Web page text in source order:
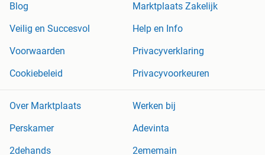
Blog
Marktplaats Zakelijk
Veilig en Succesvol
Help en Info
Voorwaarden
Privacyverklaring
Cookiebeleid
Privacyvoorkeuren
Over Marktplaats
Werken bij
Perskamer
Adevinta
2dehands
2ememain